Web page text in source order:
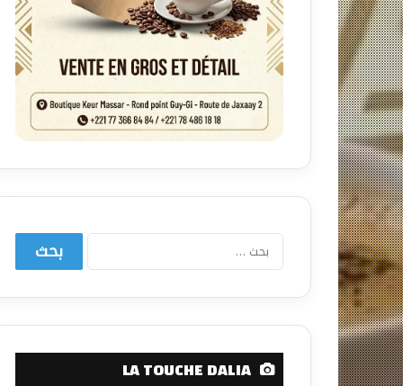
البحث
LA TOUCHE DALIA